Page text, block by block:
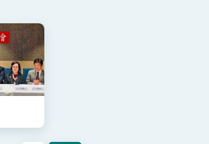
表執政周年談話 盼面對未來挑戰 堅持
風轉型 穩健前行
就職演說影片
要談話
重要言論